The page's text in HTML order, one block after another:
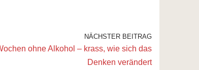
NÄCHSTER BEITRAG
ohne Alkohol – krass, wie sich das
Denken verändert